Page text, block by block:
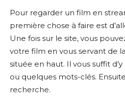
Pour regarder un film en
première chose à faire est
Une fois sur le site, vous
votre film en vous servant de
située en haut. Il vous suffit
ou quelques mots-clés.
recherche.